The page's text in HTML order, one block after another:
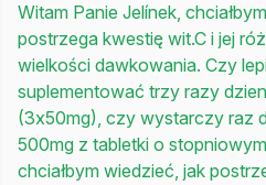
Witam Panie Jelínek,
postrzega kwestię wit.C i jej
wielkości dawkowania. Czy
suplementować trzy razy
(3x50mg), czy wystarczy raz
500mg z tabletki o
chciałbym wiedzieć, jak